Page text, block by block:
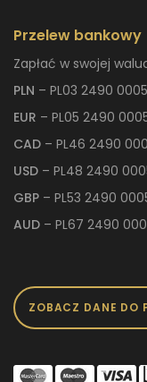
Przelew bankowy
Zapłać w swojej
PLN – PL03 2490
EUR – PL05 2490
CAD – PL46 2490
USD – PL48 2490
GBP – PL53 2490
AUD – PL67 2490
ZOBACZ DANE DO